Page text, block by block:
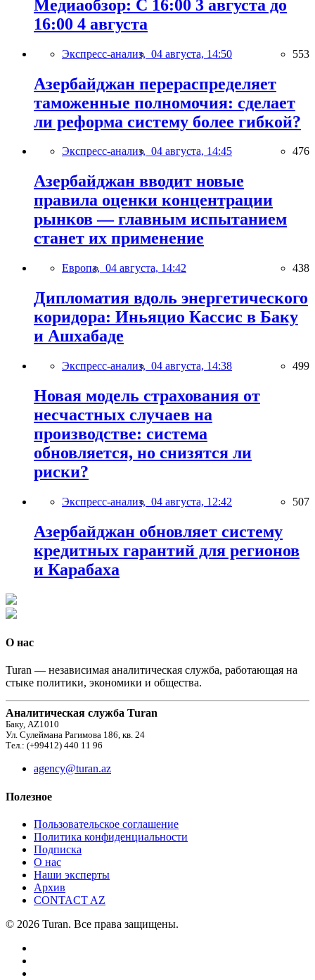
Медиаобзор: С 16:00 3 августа до
16:00 4 августа
Экспресс-анализ, 04 августа, 14:50 553
Азербайджан перераспределяет
таможенные полномочия: сделает
ли реформа систему более гибкой?
Экспресс-анализ, 04 августа, 14:45 476
Азербайджан вводит новые
правила оценки концентрации
рынков — главным испытанием
станет их применение
Европа, 04 августа, 14:42 438
Дипломатия вдоль энергетического
коридора: Иньяцио Кассис в Баку
и Ашхабаде
Экспресс-анализ, 04 августа, 14:38 499
Новая модель страхования от
несчастных случаев на
производстве: система
обновляется, но снизятся ли
риски?
Экспресс-анализ, 04 августа, 12:42 507
Азербайджан обновляет систему
кредитных гарантий для регионов
и Карабаха
О нас
Turan — независимая аналитическая служба, работающая на
стыке политики, экономики и общества.
Аналитическая служба Turan
Баку, AZ1010
Ул. Сулеймана Рагимова 186, кв. 24
Тел.: (+99412) 440 11 96
agency@turan.az
Полезное
Пользовательское соглашение
Политика конфиденциальности
Подписка
О нас
Наши эксперты
Архив
CONTACT AZ
© 2026 Turan. Все права защищены.